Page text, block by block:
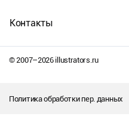
© 2007–2026illustrators.ru
Контакты
Политика обработки пер. данных